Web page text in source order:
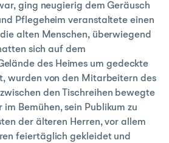
ging neugierig dem Geräusch
Pflegeheim veranstaltete einen
die alten Menschen, überwiegend
sich auf dem
des Heimes um gedeckte
wurden von den Mitarbeitern des
den Tischreihen bewegte
Bemühen, sein Publikum zu
der älteren Herren, vor allem
feiertäglich gekleidet und